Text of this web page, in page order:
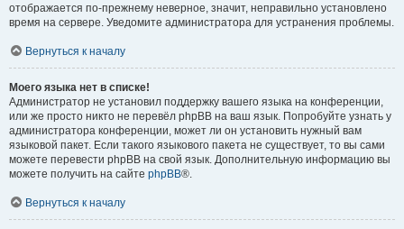
отображается по-прежнему неверное, значит, неправильно установлено
время на сервере. Уведомите администратора для устранения проблемы.
Вернуться к началу
Моего языка нет в списке!
Администратор не установил поддержку вашего языка на конференции,
или же просто никто не перевёл phpBB на ваш язык. Попробуйте узнать у
администратора конференции, может ли он установить нужный вам
языковой пакет. Если такого языкового пакета не существует, то вы сами
можете перевести phpBB на свой язык. Дополнительную информацию вы
можете получить на сайте phpBB®.
Вернуться к началу